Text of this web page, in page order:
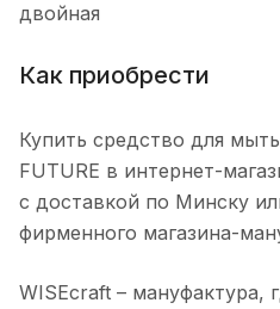
двойная
Как приобрести
Купить средство для
FUTURE в интернет-
с доставкой по Минску
фирменного магазина-
WISEcraft – мануфактура,